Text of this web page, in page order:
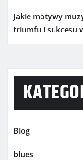
Jakie motywy
triumfu i sukcesu
Blog
blues